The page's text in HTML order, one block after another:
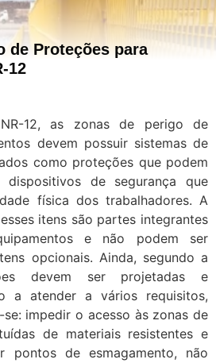
de Proteções para
12
12, as zonas de perigo de
devem possuir sistemas de
como proteções que podem
de segurança que
física dos trabalhadores. A
itens são partes integrantes
e não podem ser
opcionais. Ainda, segundo a
devem ser projetadas e
a atender a vários requisitos,
impedir o acesso às zonas de
de materiais resistentes e
pontos de esmagamento, não